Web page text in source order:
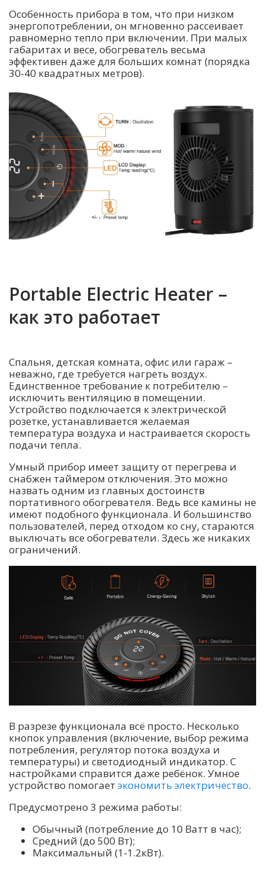
Особенность прибора в том, что при низком
энергопотреблении, он мгновенно рассеивает
равномерно тепло при включении. При малых
габаритах и весе, обогреватель весьма
эффективен даже для больших комнат (порядка
30-40 квадратных метров).
Portable Electric Heater –
как это работает
Спальня, детская комната, офис или гараж –
неважно, где требуется нагреть воздух.
Единственное требование к потребителю –
исключить вентиляцию в помещении.
Устройство подключается к электрической
розетке, устанавливается желаемая
температура воздуха и настраивается скорость
подачи тепла.
Умный прибор имеет защиту от перегрева и
снабжен таймером отключения. Это можно
назвать одним из главных достоинств
портативного обогревателя. Ведь все камины не
имеют подобного функционала. И большинство
пользователей, перед отходом ко сну, стараются
выключать все обогреватели. Здесь же никаких
ограничений.
В разрезе функционала всё просто. Несколько
кнопок управления (включение, выбор режима
потребления, регулятор потока воздуха и
температуры) и светодиодный индикатор. С
настройками справится даже ребёнок. Умное
устройство помогает экономить электричество.
Предусмотрено 3 режима работы:
Обычный (потребление до 10 Ватт в час);
Средний (до 500 Вт);
Максимальный (1-1.2кВт).